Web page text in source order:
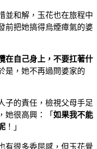
並和解，玉花也在旅程中
前把她搞得烏煙瘴氣的婆
在自己身上，不要扛著什
是，她不再過問婆家的
子的責任，檢視父母手足
她很高興：「 如果我不能
！」
有很多委屈感，但玉花覺